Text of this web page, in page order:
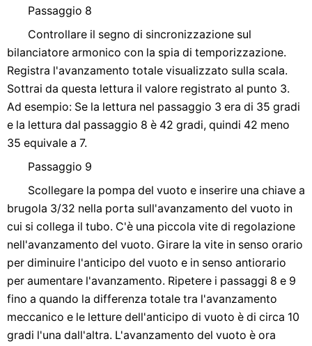
Passaggio 8
Controllare il segno di sincronizzazione sul
bilanciatore armonico con la spia di temporizzazione.
Registra l'avanzamento totale visualizzato sulla scala.
Sottrai da questa lettura il valore registrato al punto 3.
Ad esempio: Se la lettura nel passaggio 3 era di 35 gradi
e la lettura dal passaggio 8 è 42 gradi, quindi 42 meno
35 equivale a 7.
Passaggio 9
Scollegare la pompa del vuoto e inserire una chiave a
brugola 3/32 nella porta sull'avanzamento del vuoto in
cui si collega il tubo. C'è una piccola vite di regolazione
nell'avanzamento del vuoto. Girare la vite in senso orario
per diminuire l'anticipo del vuoto e in senso antiorario
per aumentare l'avanzamento. Ripetere i passaggi 8 e 9
fino a quando la differenza totale tra l'avanzamento
meccanico e le letture dell'anticipo di vuoto è di circa 10
gradi l'una dall'altra. L'avanzamento del vuoto è ora